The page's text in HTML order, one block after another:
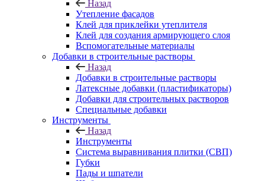
Назад
Утепление фасадов
Клей для приклейки утеплителя
Клей для создания армирующего слоя
Вспомогательные материалы
Добавки в строительные растворы
Назад
Добавки в строительные растворы
Латексные добавки (пластификаторы)
Добавки для строительных растворов
Специальные добавки
Инструменты
Назад
Инструменты
Система выравнивания плитки (СВП)
Губки
Пады и шпатели